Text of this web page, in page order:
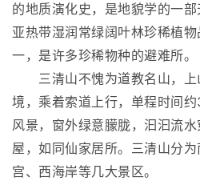
的地质演化史，是地貌学的一
亚热带湿润常绿阔叶林珍稀植
一，是许多珍稀物种的避难所。
三清山不愧为道教名山，上
境，乘着索道上行，单程时间
风景，窗外绿意朦胧，汩汩流
屋，如同仙家居所。三清山分
宫、西海岸等几大景区。